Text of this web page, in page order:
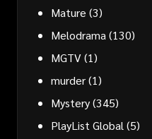
Mature (3)
Melodrama (130)
MGTV(1)
murder(1)
Mystery(345)
PlayList Global (5)